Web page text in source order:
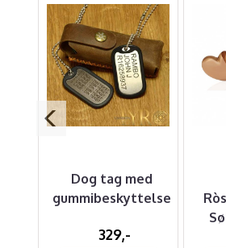
Dog tag med
gummibeskyttelse
329,-